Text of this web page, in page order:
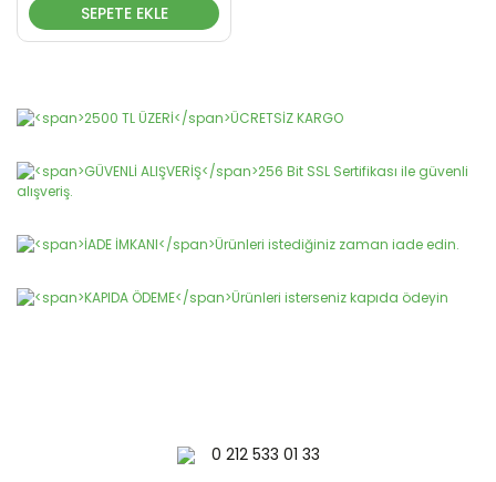
SEPETE EKLE
0 212 533 01 33